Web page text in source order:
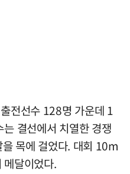
전선수 128명 가운데 1
결선에서 치열한 경쟁
목에 걸었다. 대회 10m
메달이었다.